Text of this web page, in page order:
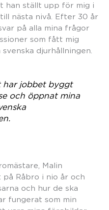
han ställt upp för mig i
nästa nivå. Efter 30 år
på alla mina frågor
som fått mig
djurhållningen.
har jobbet byggt
och öppnat mina
Malin
på Råbro i nio år och
och hur de ska
fungerat som min